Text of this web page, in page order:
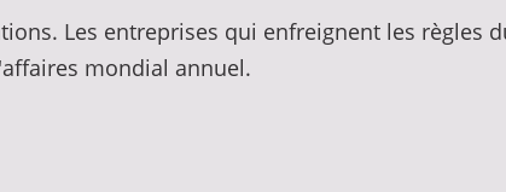
Les entreprises qui enfreignent les règles
mondial annuel.